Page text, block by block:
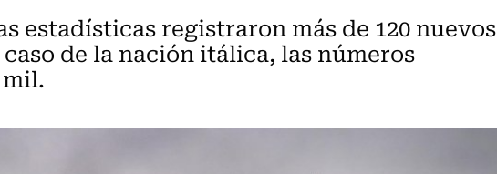
estadísticas registraron más de 120 nuevos
de la nación itálica, las números